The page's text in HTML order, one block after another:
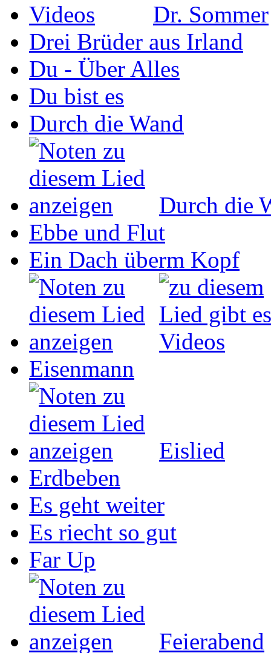
Dr. Sommer
Drei Brüder aus Irland
Du - Über Alles
Du bist es
Durch die Wand
Durch die
Ebbe und Flut
Ein Dach überm Kopf
Eisenmann
Eislied
Erdbeben
Es geht weiter
Es riecht so gut
Far Up
Feierabend